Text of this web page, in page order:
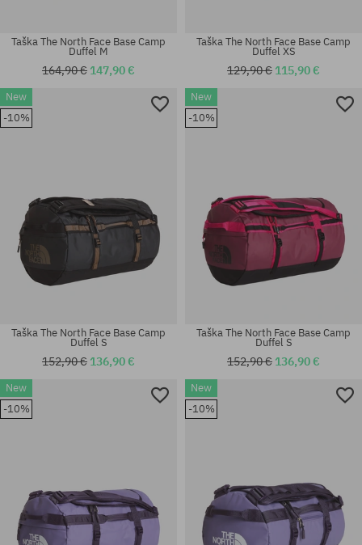
univerzálna veľkosť
Taška The North Face Base Camp
Duffel M
164,90 € 147,90 €
univerzálna veľkosť
Taška The North Face Base Camp
Duffel XS
129,90 € 115,90 €
New
-10%
Taška The North Face Base Camp
Duffel S
152,90 € 136,90 €
New
-10%
Taška The North Face Base Camp
Duffel S
152,90 € 136,90 €
New
-10%
New
-10%